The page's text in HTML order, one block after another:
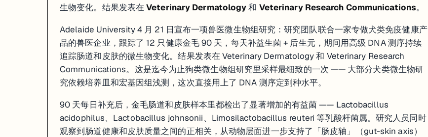
生物变化。结果发表在Veterinary Dermatology和 Veterinary Research Communications。
Adelaide University 4 月 21 日宣布一项兽医微生物组研究：研究团队联合一家专做犬类免疫健康产
品的兽医企业，跟踪了 12 只健康金毛 90 天，每天补益生菌 + 后生元，期间用高级 DNA 测序持续
追踪肠道和皮肤的微生物变化。结果发表在 Veterinary Dermatology 和 Veterinary Research
Communications。这是迄今为止狗类微生物组研究里采样最细致的一次 —— 大部分犬类微生物研
究依赖培养皿和宏基因组浅测，这次直接用上了 DNA 测序定到种水平。
90 天每日补充后，金毛肠道和皮肤样本里都检出了显著增加的有益菌 —— Lactobacillus
acidophilus、Lactobacillus johnsonii、Limosilactobacillus reuteri 等乳酸杆菌属。研究人员同时
观察到肠道健康和皮肤质量之间的正相关，从动物层面进一步支持了「肠皮轴」（gut-skin axis）